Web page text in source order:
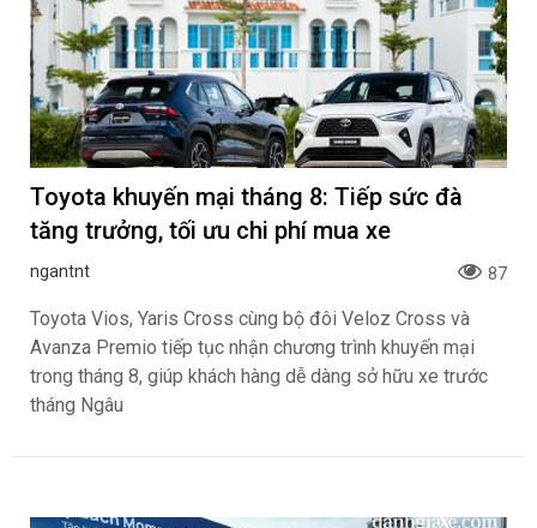
Toyota khuyến mại tháng 8: Tiếp sức đà
tăng trưởng, tối ưu chi phí mua xe
ngantnt 87
Toyota Vios, Yaris Cross cùng bộ đôi Veloz Cross và
Avanza Premio tiếp tục nhận chương trình khuyến mại
trong tháng 8, giúp khách hàng dễ dàng sở hữu xe trước
tháng Ngâu